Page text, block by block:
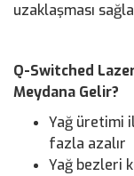
uzaklaşması
Q-Switched
Meydana Gelir?
Yağ üretimi
fazla azalır
Yağ bezleri